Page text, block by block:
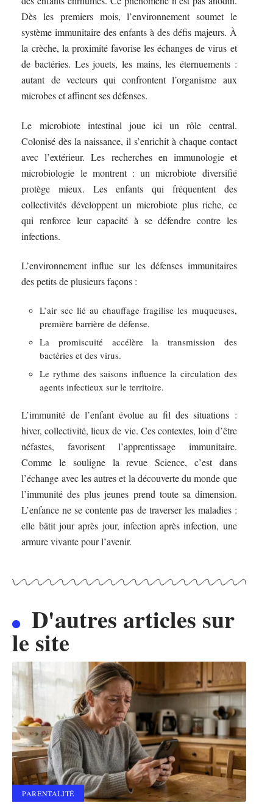
Dès les premiers mois, l’environnement soumet le
système immunitaire des enfants à des défis majeurs. À
la crèche, la proximité favorise les échanges de virus et
de bactéries. Les jouets, les mains, les éternuements :
autant de vecteurs qui confrontent l’organisme aux
microbes et affinent ses défenses.
Le microbiote intestinal joue ici un rôle central.
Colonisé dès la naissance, il s’enrichit à chaque contact
avec l’extérieur. Les recherches en immunologie et
microbiologie le montrent : un microbiote diversifié
protège mieux. Les enfants qui fréquentent des
collectivités développent un microbiote plus riche, ce
qui renforce leur capacité à se défendre contre les
infections.
L’environnement influe sur les défenses immunitaires
des petits de plusieurs façons :
L’air sec lié au chauffage fragilise les muqueuses,
première barrière de défense.
La promiscuité accélère la transmission des
bactéries et des virus.
Le rythme des saisons influence la circulation des
agents infectieux sur le territoire.
L’immunité de l’enfant évolue au fil des situations :
hiver, collectivité, lieux de vie. Ces contextes, loin d’être
néfastes, favorisent l’apprentissage immunitaire.
Comme le souligne la revue Science, c’est dans
l’échange avec les autres et la découverte du monde que
l’immunité des plus jeunes prend toute sa dimension.
L’enfance ne se contente pas de traverser les maladies :
elle bâtit jour après jour, infection après infection, une
armure vivante pour l’avenir.
D'autres articles sur
le site
PARENTALITÉ